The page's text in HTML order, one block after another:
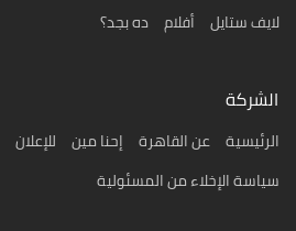
لايف ستايل أفلام ده بجد؟
الشركة
الرئيسية عن القاهرة إحنا مين للإعلان
سياسة الإخلاء من المسئولية